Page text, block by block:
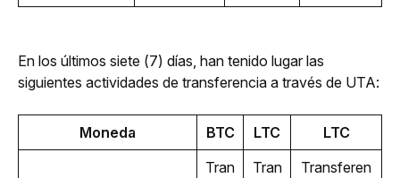
En los últimos siete (7) días, han tenido lugar las
siguientes actividades de transferencia a través de UTA:
Moneda BTC LTC LTC
Tran
Tran
Transferen